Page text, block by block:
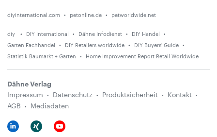
diyinternational.com petonline.de petworldwide.net
diy DIY International Dähne Infodienst
DIY Handel
Garten Fachhandel
DIY Retailers worldwide
DIY Buyers' Guide
Statistik Baumarkt + Garten
Home Improvement Report Retail Worldwide
Dähne Verlag
Impressum
Datenschutz Produktsicherheit
Kontakt
AGB
Mediadaten